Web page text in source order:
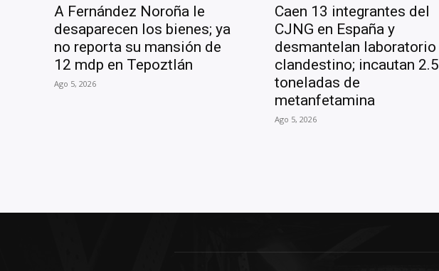
A Fernández Noroña le
desaparecen los bienes; ya
no reporta su mansión de
12 mdp en Tepoztlán
Ago 5, 2026
Caen 13 integrantes del
CJNG en España y
desmantelan laboratorio
clandestino; incautan 2.5
toneladas de
metanfetamina
Ago 5, 2026